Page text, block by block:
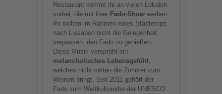
Restaurant kommt ihr an vielen Lokalen
vorbei, die mit ihrerFado-Showwerben.
Ihr sollten im Rahmen eines Städtetrips
nach Lissabon nicht die Gelegenheit
verpassen, den Fado zu genießen.
Diese Musik versprüht ein
melancholisches Lebensgefühl ,
welches nicht selten die Zuhörer zum
Weinen bringt. Seit 2011 gehört der
Fado zum Weltkulturerbe der UNESCO.